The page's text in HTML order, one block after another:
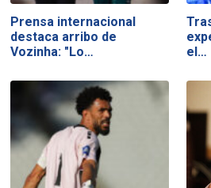
Prensa internacional
destaca arribo de
Vozinha: "Lo…
el…